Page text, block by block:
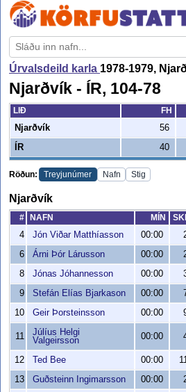
Úrvalsdeild karla 1978-1979,
Njarðvík - ÍR, 104-78
LIÐ FH
Njarðvík
56
ÍR
40
Röðun: Treyjunúmer Nafn Stig
Njarðvík
# NAFN MÍN
4
Jón Viðar Matthíasson 00:00
6
Árni Þór Lárusson 00:00
8
Jónas Jóhannesson 00:00
9
Stefán Elías Bjarkason 00:00
10
Geir Þorsteinsson 00:00
11
Júlíus Helgi
Valgeirsson
00:00
12 Ted Bee 00:00
13
Guðsteinn Ingimarsson 00:00